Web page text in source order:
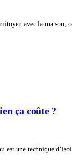
avec la maison,
ça coûte ?
une technique